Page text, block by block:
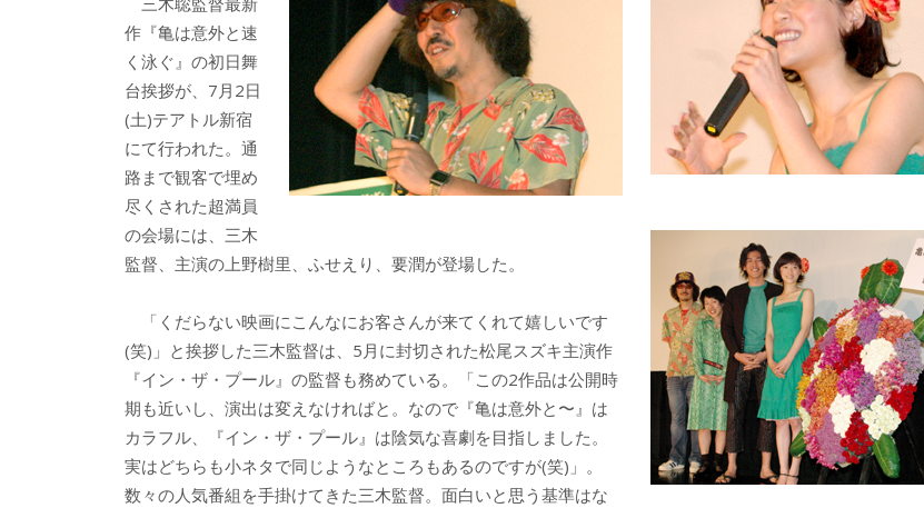
o
k
作『亀は意外と速
く泳ぐ』の初日舞
台挨拶が、7月2日
(土)テアトル新宿
にて行われた。通
路まで観客で埋め
尽くされた超満員
の会場には、三木
監督、主演の上野樹里、ふせえり、要潤が登場した。
「くだらない映画にこんなにお客さんが来てくれて嬉しいです
(笑)」と挨拶した三木監督は、5月に封切された松尾スズキ主演作
『イン・ザ・プール』の監督も務めている。「この2作品は公開時
期も近いし、演出は変えなければと。なので『亀は意外と〜』は
カラフル、『イン・ザ・プール』は陰気な喜劇を目指しました。
実はどちらも小ネタで同じようなところもあるのですが(笑)」。
数々の人気番組を手掛けてきた三木監督。面白いと思う基準はな